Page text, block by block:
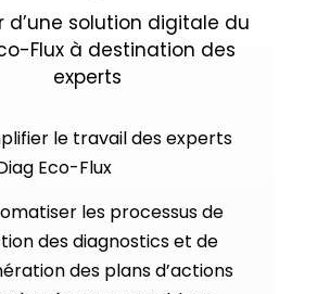
d’une solution digitale du
Flux à destination des
experts
le travail des experts
Eco-Flux
les processus de
des diagnostics et de
des plans d’actions